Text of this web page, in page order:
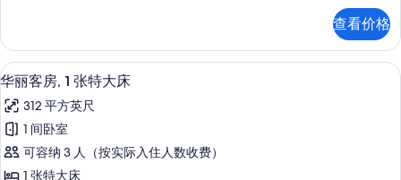
(Skyline)
的
所
有
照
片
双
人
床
更
多
信
息
查看价格
显
示
华
丽
客
高档床上用品、客房内保险箱、办公
4
华丽客房, 1 张特大床
312 平方英尺
1 间卧室
可容纳 3 人（按实际入住人数收费）
1 张特大床